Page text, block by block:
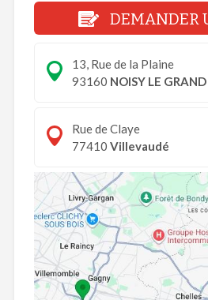
DEMANDER
13, Rue de la Plaine
93160 NOISY LE GRAND
Rue de Claye
77410 Villevaudé